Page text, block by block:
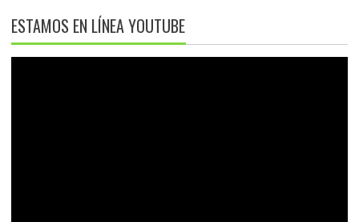
ESTAMOS EN LÍNEA YOUTUBE